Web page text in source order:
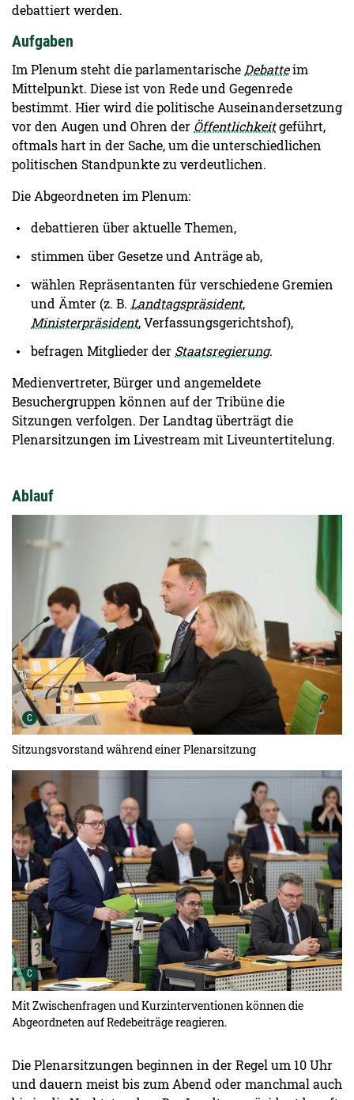
debattiert werden.
Aufgaben
Im Plenum steht die parlamentarische Debatteim
Mittelpunkt. Diese ist von Rede und Gegenrede
bestimmt. Hier wird die politische Auseinandersetzung
vor den Augen und Ohren der Öffentlichkeitgeführt,
oftmals hart in der Sache, um die unterschiedlichen
politischen Standpunkte zu verdeutlichen.
Die Abgeordneten im Plenum:
debattieren über aktuelle Themen,
stimmen über Gesetze und Anträge ab,
wählen Repräsentanten für verschiedene Gremien
und Ämter (z. B. Landtagspräsident,
Ministerpräsident, Verfassungsgerichtshof),
befragen Mitglieder der Staatsregierung.
Medienvertreter, Bürger und angemeldete
Besuchergruppen können auf der Tribüne die
Sitzungen verfolgen. Der Landtag überträgt die
Plenarsitzungen im Livestream mit Liveuntertitelung.
Ablauf
C Urheber der Grafik:
Sitzungsvorstand während einer Plenarsitzung
C Urheber der Grafik:
Mit Zwischenfragen und Kurzinterventionen können die
Abgeordneten auf Redebeiträge reagieren.
Die Plenarsitzungen beginnen in der Regel um 10 Uhr
und dauern meist bis zum Abend oder manchmal auch